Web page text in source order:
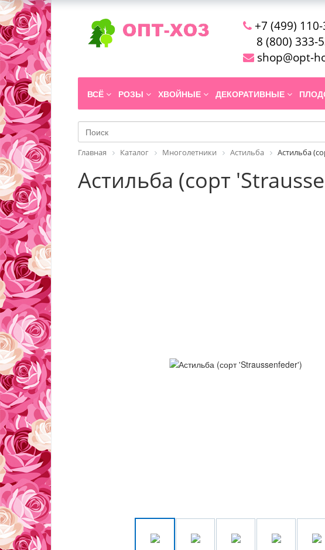
+7 (499)
8 (800) 333-
shop@opt-
ВСЁ РОЗЫ ХВОЙНЫЕ ДЕКОРАТИВНЫЕ
Главная Каталог Многолетники Астильба Астильба
Астильба (сорт